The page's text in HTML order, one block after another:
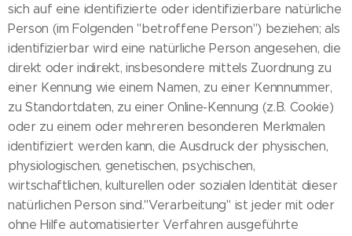
sich auf eine identifizierte oder identifizierbare natürliche
Person (im Folgenden "betroffene Person") beziehen; als
identifizierbar wird eine natürliche Person angesehen, die
direkt oder indirekt, insbesondere mittels Zuordnung zu
einer Kennung wie einem Namen, zu einer Kennnummer,
zu Standortdaten, zu einer Online-Kennung (z.B. Cookie)
oder zu einem oder mehreren besonderen Merkmalen
identifiziert werden kann, die Ausdruck der physischen,
physiologischen, genetischen, psychischen,
wirtschaftlichen, kulturellen oder sozialen Identität dieser
natürlichen Person sind."Verarbeitung" ist jeder mit oder
ohne Hilfe automatisierter Verfahren ausgeführte